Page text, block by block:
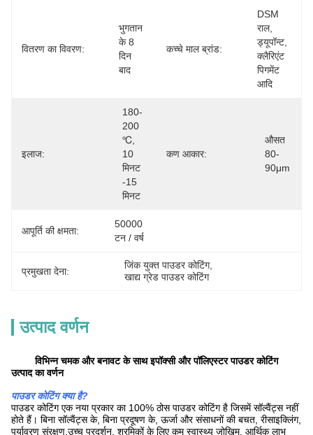
वितरण का विवरण:
भुगतान
के 8
दिन
बाद
कच्चे माल ब्रांड:
DSM
राल,
ड्यूपॉन्ट,
क्लैरिएंट
पिगमेंट
आदि
इलाज:
180-
200
℃,
10
मिनट
-15
मिनट
कण आकार:
औसत
80-
90μm
आपूर्ति की क्षमता:
50000
टन / वर्ष
प्रमुखता देना:
जिंक युक्त पाउडर कोटिंग,
खाद्य ग्रेड पाउडर कोटिंग
उत्पाद वर्णन
विभिन्न चमक और बनावट के साथ इपॉक्सी और पॉलिएस्टर पाउडर कोटिंग
उत्पाद का वर्णन
पाउडर कोटिंग क्या है?
पाउडर कोटिंग एक नया प्रकार का 100% ठोस पाउडर कोटिंग है जिसमें सॉल्वैंट्स नहीं
होते हैं। बिना सॉल्वैंट्स के, बिना प्रदूषण के, ऊर्जा और संसाधनों की बचत, रीसाइक्लिंग,
पर्यावरण संरक्षण,उच्च प्रदर्शन, श्रमिकों के लिए कम स्वास्थ्य जोखिम, आर्थिक लाभ